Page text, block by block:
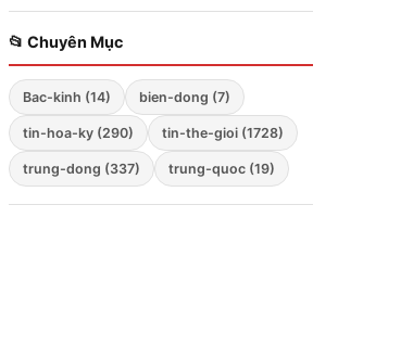
Zelensky bất ngờ cảnh
hạm Mỹ tiến vào Biển
Đông; Washington
triển khai chiến lược
ba mũi nhọn
📂 Chuyên Mục
Bac-kinh (14) bien-dong (7)
tin-hoa-ky (290) tin-the-gioi (1728)
trung-dong (337) trung-quoc (19)